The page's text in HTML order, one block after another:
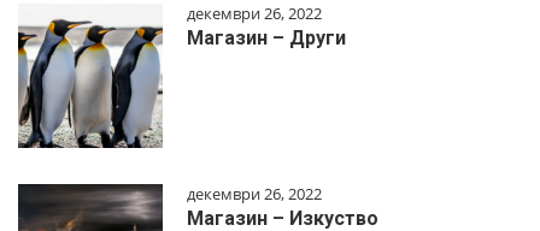
декември 26, 2022
Магазин – Други
декември 26, 2022
Магазин – Изкуство